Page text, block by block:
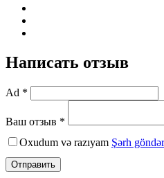
Написать отзыв
Ad *
Ваш отзыв *
Oxudum və razıyam Şərh
Отправить